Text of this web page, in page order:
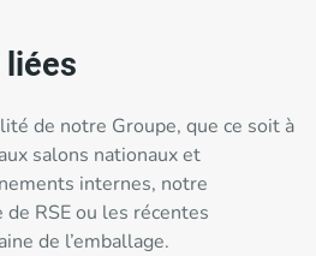
de notre Groupe, que ce soit à
salons nationaux et
internes, notre
RSE ou les récentes
de l’emballage.